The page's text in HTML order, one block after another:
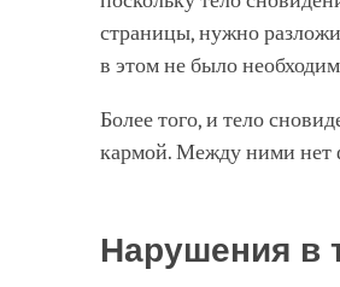
страницы, нужно
в этом не было
Более того, и тело
кармой. Между ними нет
Нарушения в